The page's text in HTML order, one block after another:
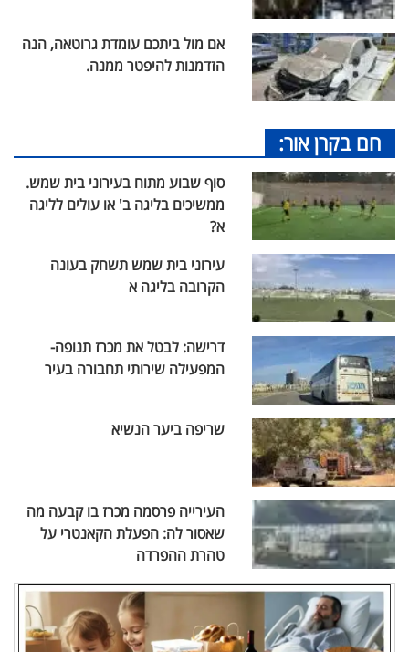
אם מול ביתכם עומדת גרוטאה, הנה
הזדמנות להיפטר ממנה.
חם בקרן אור:
סוף שבוע מתוח בעירוני בית שמש.
ממשיכים בליגה ב' או עולים לליגה
א?
עירוני בית שמש תשחק בעונה
הקרובה בליגה א
דרישה: לבטל את מכרז תנופה-
המפעילה שירותי תחבורה בעיר
שריפה ביער הנשיא
העירייה פרסמה מכרז בו קבעה מה
שאסור לה: הפעלת הקאנטרי על
טהרת ההפרדה